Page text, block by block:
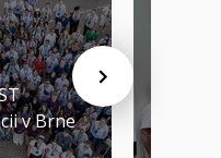
v Brne